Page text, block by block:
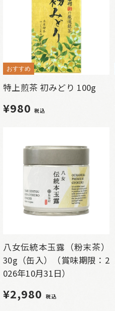
おすすめ
特上煎茶 初みどり 100g
¥980税込
八女伝統本玉露（粉末茶）
30g（缶入）（賞味期限：2
026年10月31日）
¥2,980 税込